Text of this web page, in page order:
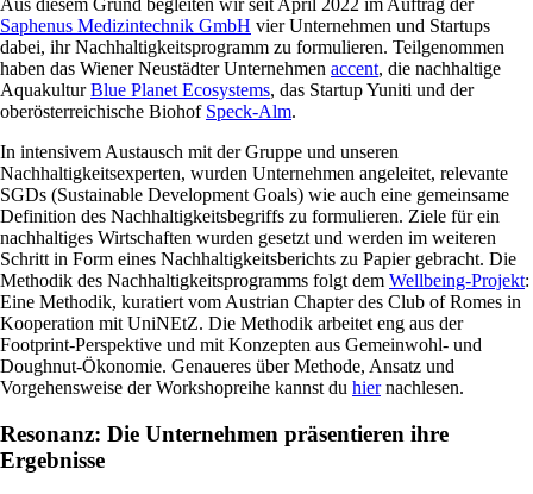
Aus diesem Grund begleiten wir seit April 2022 im Auftrag der
Saphenus Medizintechnik GmbH vier Unternehmen und Startups
dabei, ihr Nachhaltigkeitsprogramm zu formulieren. Teilgenommen
haben das Wiener Neustädter Unternehmen accent, die nachhaltige
AquakulturBlue Planet Ecosystems, das Startup Yuniti und der
oberösterreichische Biohof Speck-Alm.
In intensivem Austausch mit der Gruppe und unseren
Nachhaltigkeitsexperten, wurden Unternehmen angeleitet, relevante
SGDs (Sustainable Development Goals) wie auch eine gemeinsame
Definition des Nachhaltigkeitsbegriffs zu formulieren. Ziele für ein
nachhaltiges Wirtschaften wurden gesetzt und werden im weiteren
Schritt in Form eines Nachhaltigkeitsberichts zu Papier gebracht. Die
Methodik des Nachhaltigkeitsprogramms folgt dem Wellbeing-Projekt:
Eine Methodik, kuratiert vom Austrian Chapter des Club of Romes in
Kooperation mit UniNEtZ. Die Methodik arbeitet eng aus der
Footprint-Perspektive und mit Konzepten aus Gemeinwohl- und
Doughnut-Ökonomie. Genaueres über Methode, Ansatz und
Vorgehensweise der Workshopreihe kannst du hiernachlesen.
Resonanz: Die Unternehmen präsentieren ihre
Ergebnisse